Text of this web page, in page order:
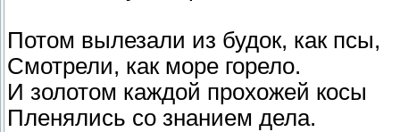
Потом вылезали из будок, как псы,
Смотрели, как море горело.
И золотом каждой прохожей косы
Пленялись со знанием дела.